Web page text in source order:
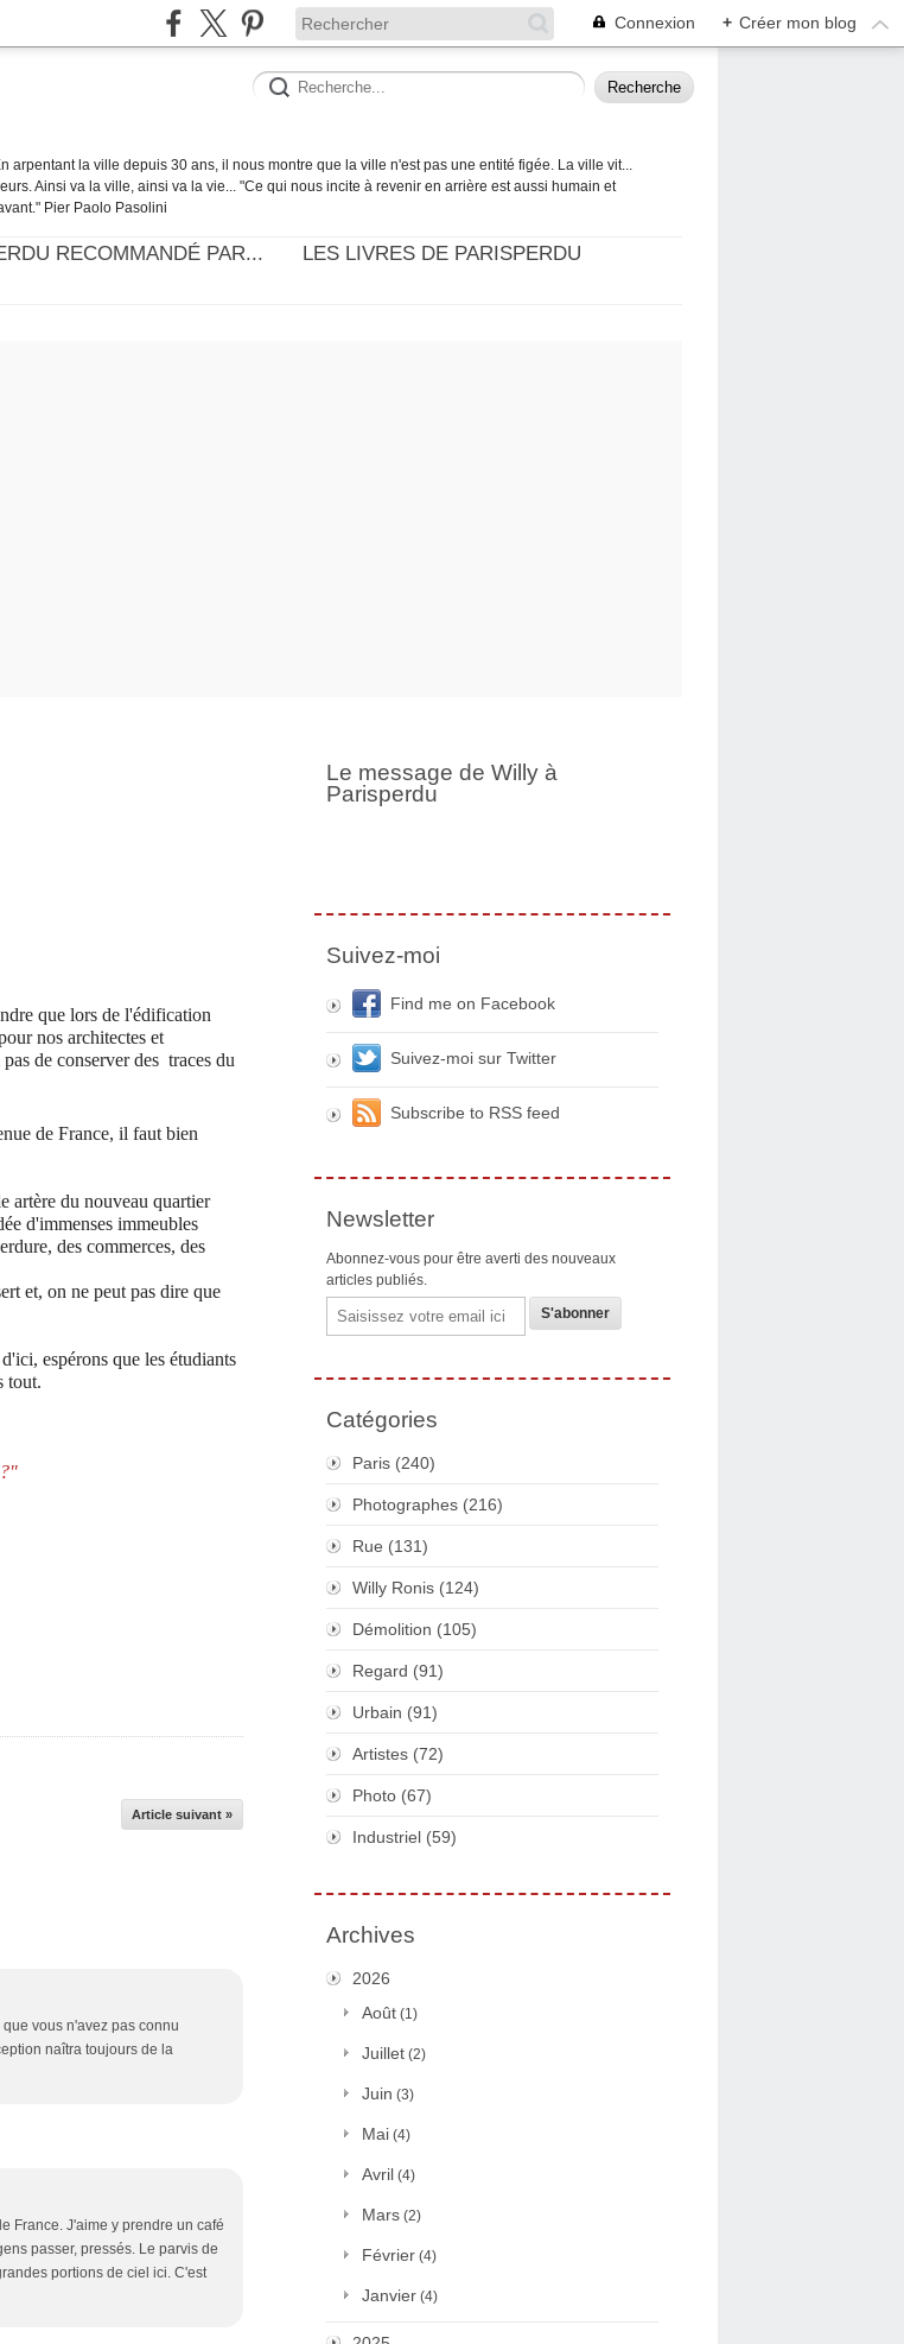
Connexion + Créer mon blog
arpentant la ville depuis 30 ans, il nous montre que la ville n'est pas une entité figée. La ville vit...
Ainsi va la ville, ainsi va la vie... "Ce qui nous incite à revenir en arrière est aussi humain et
Pier Paolo Pasolini
RECOMMANDÉ PAR...
LES LIVRES DE PARISPERDU
que lors de l'édification
nos architectes et
de conserver des traces du
de France, il faut bien
artère du nouveau quartier
d'immenses immeubles
des commerces, des
et, on ne peut pas dire que
espérons que les étudiants
tout.
Article suivant »
vous n'avez pas connu
naîtra toujours de la
France. J'aime y prendre un café
passer, pressés. Le parvis de
portions de ciel ici. C'est
Le message de Willy à
Parisperdu
Suivez-moi
Find me on Facebook
Suivez-moi sur Twitter
Subscribe to RSS feed
Newsletter
Abonnez-vous pour être averti des nouveaux
articles publiés.
Email
Catégories
Paris (240)
Photographes (216)
Rue (131)
Willy Ronis (124)
Démolition (105)
Regard (91)
Urbain (91)
Artistes (72)
Photo (67)
Industriel (59)
Archives
2026
Août (1)
Juillet (2)
Juin (3)
Mai (4)
Avril (4)
Mars (2)
Février (4)
Janvier (4)